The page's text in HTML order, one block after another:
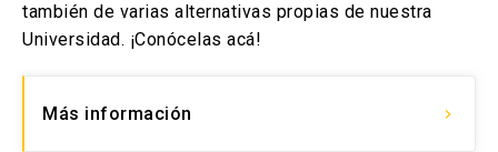
también de varias alternativas propias de nuestra
Universidad. ¡Conócelas acá!
Más información keyboard_arrow_right